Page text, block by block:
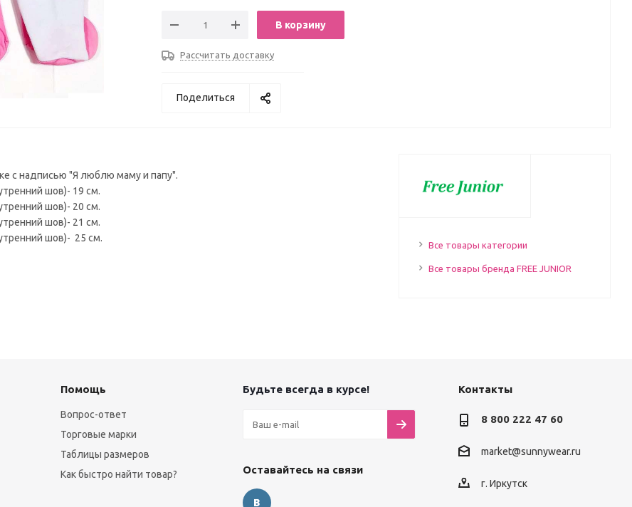
В корзину
Рассчитать доставку
Поделиться
с надписью "Я люблю маму и папу".
шов)- 19 см.
шов)- 20 см.
шов)- 21 см.
шов)- 25 см.
Все товары категории
Все товары бренда FREE JUNIOR
Помощь
Вопрос-ответ
Торговые марки
Таблицы размеров
Как быстро найти товар?
Будьте всегда в курсе!
Оставайтесь на связи
Контакты
8 800 222 47 60
market@sunnywear.ru
г. Иркутск